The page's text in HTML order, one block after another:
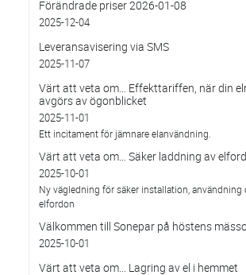
Förändrade priser 2026-01-08
2025-12-04
Leveransavisering via SMS
2025-11-07
Värt att veta om… Effekttariffen, när din
avgörs av ögonblicket
2025-11-01
Ett incitament för jämnare elanvändning.
Värt att veta om… Säker laddning av
2025-10-01
Ny vägledning för säker installation, användning
elfordon
Välkommen till Sonepar på höstens
2025-10-01
Värt att veta om... Lagring av el i hemmet